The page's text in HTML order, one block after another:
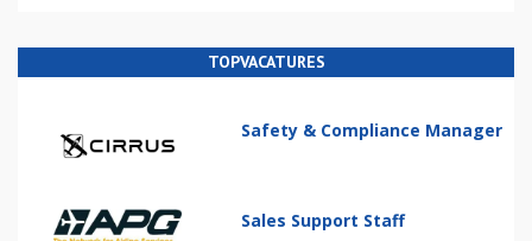
TOPVACATURES
Safety & Compliance Manager
Sales Support Staff